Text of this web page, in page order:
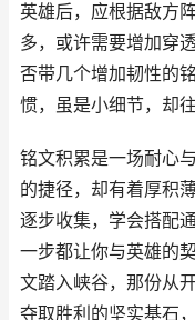
英雄后，应根据敌方
多，或许需要增加穿
否带几个增加韧性的
惯，虽是小细节，却
铭文积累是一场耐心
的捷径，却有着厚积
逐步收集，学会搭配
一步都让你与英雄的
文踏入峡谷，那份从
夺取胜利的坚实基石